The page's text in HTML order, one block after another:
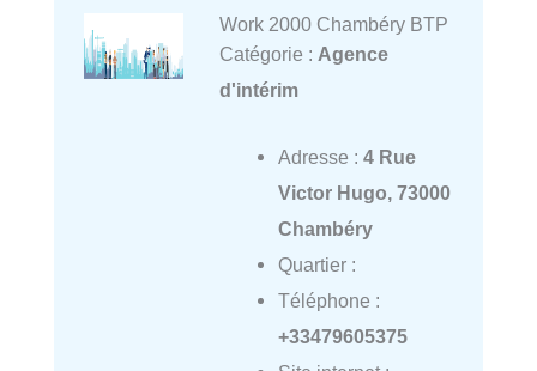
Work 2000 Chambéry BTP
Catégorie : Agence
d'intérim
Adresse : 4 Rue
Victor Hugo, 73000
Chambéry
Quartier :
Téléphone :
+33479605375